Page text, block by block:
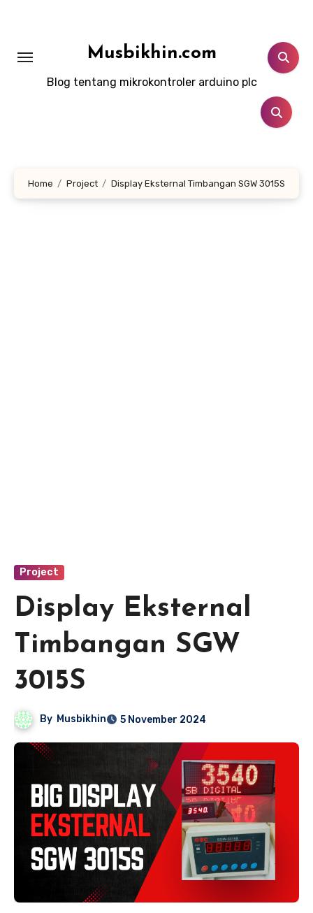
Musbikhin.com
Blog tentang mikrokontroler arduino plc
Home Project Display Eksternal Timbangan SGW 3015S
Project
Display Eksternal
Timbangan SGW
3015S
By Musbikhin 5 November 2024